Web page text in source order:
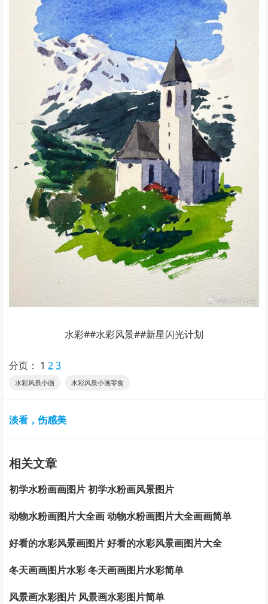
水彩##水彩风景##新星闪光计划
分页： 1 2 3
水彩风景小画 水彩风景小画零食
淡看，伤感美
相关文章
初学水粉画画图片 初学水粉画风景图片
动物水粉画图片大全画 动物水粉画图片大全画画简单
好看的水彩风景画图片 好看的水彩风景画图片大全
冬天画画图片水彩 冬天画画图片水彩简单
风景画水彩图片 风景画水彩图片简单